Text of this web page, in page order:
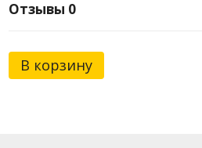
Отзывы 0
В корзину